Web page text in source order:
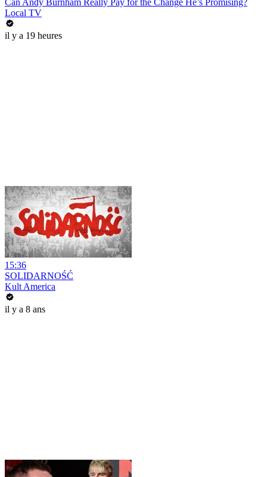
Can Andy Burnham Really Pay for the Change He’s Promising?
Local TV
il y a 19 heures
15:36
SOLIDARNOŚĆ
Kult America
il y a 8 ans